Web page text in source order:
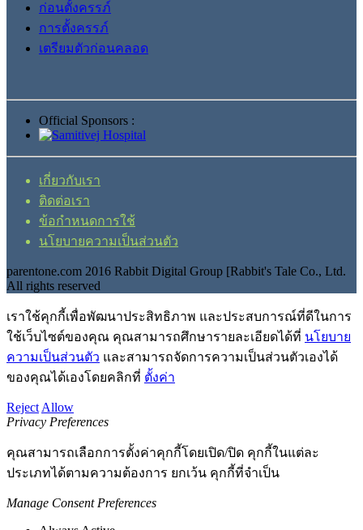
ก่อนตั้งครรภ์
การตั้งครรภ์
เตรียมตัวก่อนคลอด
Official Sponsors :
เกี่ยวกับเรา
ติดต่อเรา
ข้อกำหนดการใช้
นโยบายความเป็นส่วนตัว
parentone.com 2016 Rabbit Digital Group [Rabbit's Tale Co., Ltd.
All rights reserved
เราใช้คุกกี้เพื่อพัฒนาประสิทธิภาพ และประสบการณ์ที่ดีในการ
ใช้เว็บไซต์ของคุณ คุณสามารถศึกษารายละเอียดได้ที่ นโยบาย
ความเป็นส่วนตัว และสามารถจัดการความเป็นส่วนตัวเองได้
ของคุณได้เองโดยคลิกที่ ตั้งค่า
Reject Allow
Privacy Preferences
คุณสามารถเลือกการตั้งค่าคุกกี้โดยเปิด/ปิด คุกกี้ในแต่ละ
ประเภทได้ตามความต้องการ ยกเว้น คุกกี้ที่จำเป็น
Manage Consent Preferences